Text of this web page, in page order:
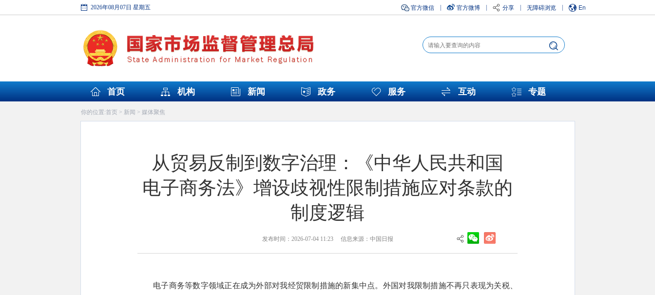
2026年08月07日 星期五 官方微信 官方微博 分享 无障碍浏览 En
首页 机构 新闻 政务 服务 互动 专题
你的位置:首页> 新闻 > 媒体聚焦
从贸易反制到数字治理：《中华人民共和国
电子商务法》增设歧视性限制措施应对条款的
制度逻辑
发布时间：2026-07-04 11:23 信息来源：中国日报
电子商务等数字领域正在成为外部对我经贸限制措施的新集中点。外国对我限制措施不再只表现为关税、